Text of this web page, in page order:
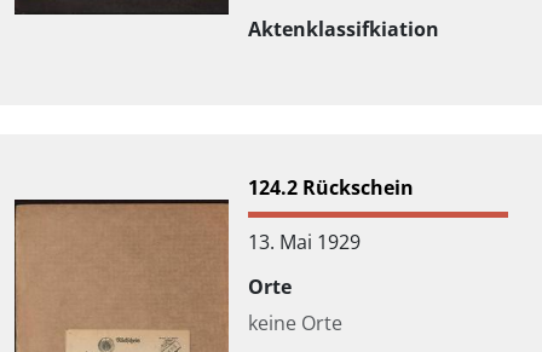
Aktenklassifkiation
124.2 Rückschein
13. Mai 1929
Orte
keine Orte